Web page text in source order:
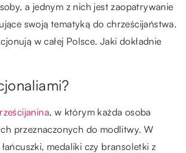
a jednym z nich jest zaopatrywanie
swoją tematyką do chrześcijaństwa.
w całej Polsce. Jaki dokładnie
, w którym każda osoba
przeznaczonych do modlitwy. W
medaliki czy bransoletki z